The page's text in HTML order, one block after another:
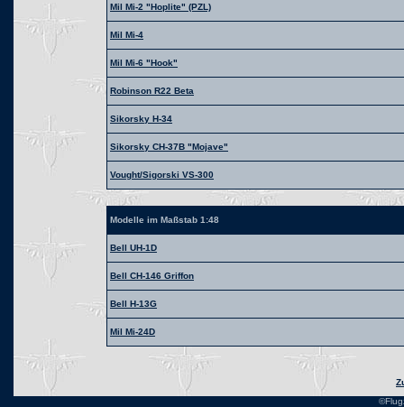
Mil Mi-2 "Hoplite" (PZL)
Mil Mi-4
Mil Mi-6 "Hook"
Robinson R22 Beta
Sikorsky H-34
Sikorsky CH-37B "Mojave"
Vought/Sigorski VS-300
Modelle im Maßstab 1:48
Bell UH-1D
Bell CH-146 Griffon
Bell H-13G
Mil Mi-24D